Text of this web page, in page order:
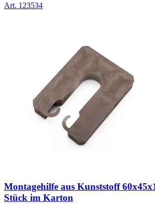
Art. 123534
Montagehilfe aus Kunststoff
Stück im Karton